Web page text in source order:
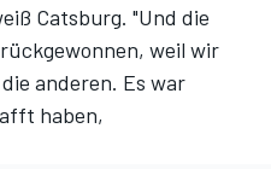
Catsburg. "Und die
weil wir
anderen. Es war
haben,